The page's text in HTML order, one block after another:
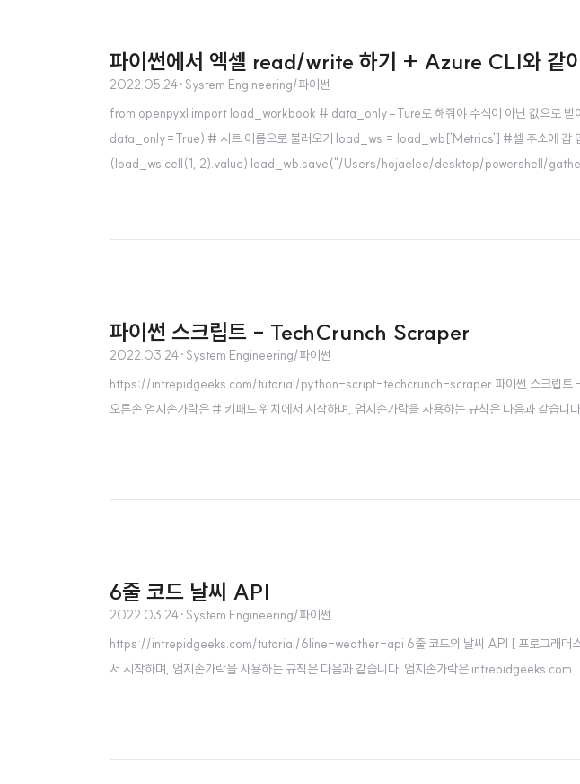
파이썬에서 엑셀 read/write 하기 + Azure CLI와 같
2022.05.24·System Engineering/파이썬
from openpyxl import load_workbook # data_only=Ture로 해줘야 수식이 아닌 값으
data_only=True) # 시트 이름으로 불러오기 load_ws = load_wb['Metrics'] #셀 주소에
(load_ws.cell(1, 2).value) load_wb.save("/Users/hojaelee/desktop/powershell/
파이썬 스크립트 - TechCrunch Scraper
2022.03.24·System Engineering/파이썬
https://intrepidgeeks.com/tutorial/python-script-techcrunch-scraper 파이썬 스크립트 -
오른손 엄지손가락은 # 키패드 위치에서 시작하며, 엄지손가락을 사용하는 규칙은 다음과 같습
6줄 코드 날씨 API
2022.03.24·System Engineering/파이썬
https://intrepidgeeks.com/tutorial/6line-weather-api 6줄 코드의 날씨 API [ 프로그래머스 /
서 시작하며, 엄지손가락을 사용하는 규칙은 다음과 같습니다. 엄지손가락은 intrepidgeeks.com